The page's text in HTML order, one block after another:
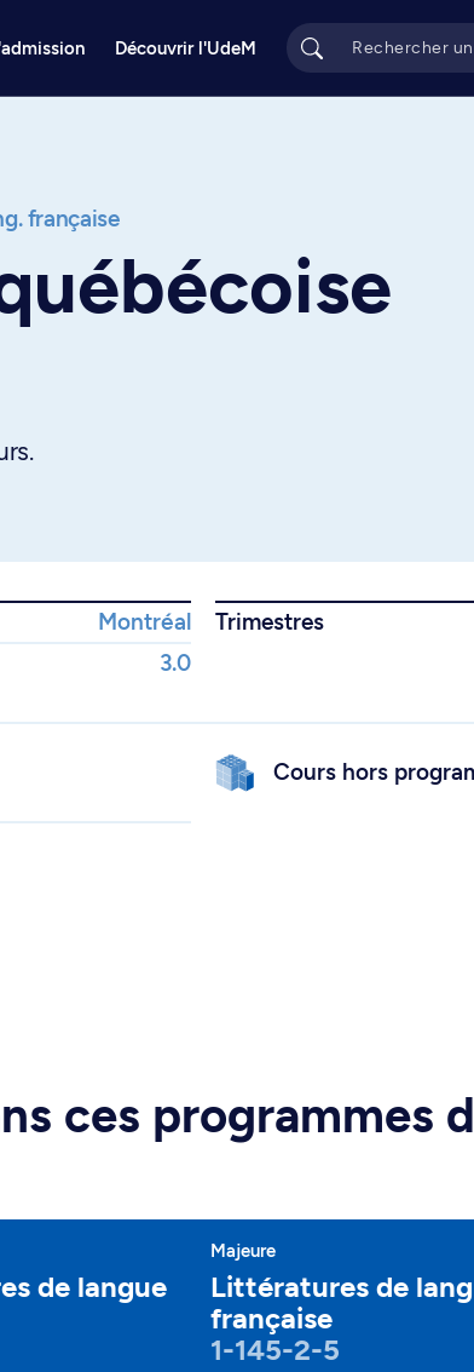
Découvrir l'UdeM
française
Montréal
Trimestres
3.0
Cours hors
ces programmes
de langue
Majeure
Littératures de
française
1-145-2-5